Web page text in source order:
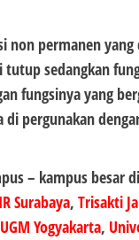
non permanen yang
sedangkan
fungsinya yang
pergunakan
– kampus besar
Surabaya, Trisakti
UGM Yogyakarta,